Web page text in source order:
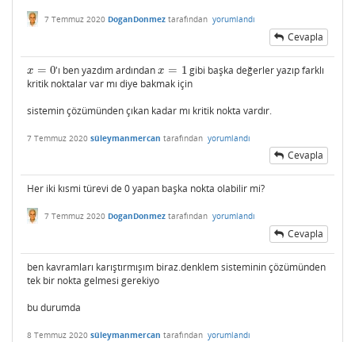
7 Temmuz 2020 DoganDonmez tarafından yorumlandı
Cevapla
x = 0
x= 0 'ı ben yazdım ardındanx = 1
x= 1
gibi başka değerler yazıp farklı
kritik noktalar var mı diye bakmak için
sistemin çözümünden çıkan kadar mı kritik nokta vardır.
7 Temmuz 2020 süleymanmercan tarafından yorumlandı
Cevapla
Her iki kısmi türevi de 0 yapan başka nokta olabilir mi?
7 Temmuz 2020 DoganDonmez tarafından yorumlandı
Cevapla
ben kavramları karıştırmışım biraz.denklem sisteminin çözümünden
tek bir nokta gelmesi gerekiyo
bu durumda
8 Temmuz 2020 süleymanmercan tarafından yorumlandı